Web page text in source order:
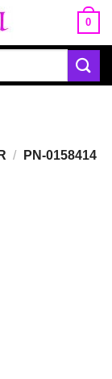
0
/ PN-0158414